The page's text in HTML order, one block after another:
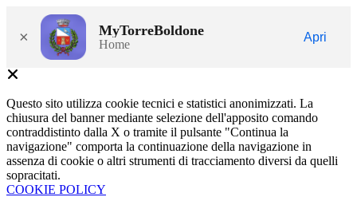
× MyTorreBoldone
Home
Apri
Questo sito utilizza cookie tecnici e statistici anonimizzati. La
chiusura del banner mediante selezione dell'apposito comando
contraddistinto dalla X o tramite il pulsante "Continua la
navigazione" comporta la continuazione della navigazione in
assenza di cookie o altri strumenti di tracciamento diversi da quelli
sopracitati.
COOKIE POLICY